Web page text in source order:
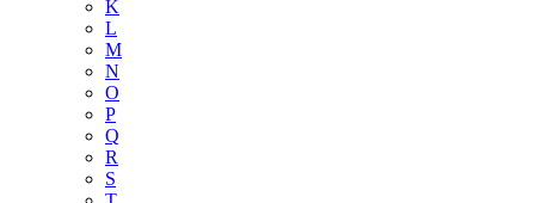
K
L
M
N
O
P
Q
R
S